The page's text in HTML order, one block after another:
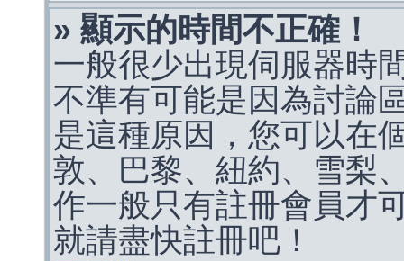
» 顯示的時間不正確！
一般很少出現伺服器時
不準有可能是因為討論
是這種原因，您可以在
敦、巴黎、紐約、雪梨
作一般只有註冊會員才
就請盡快註冊吧！